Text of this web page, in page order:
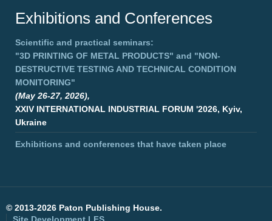
Exhibitions and Conferences
Scientific and practical seminars:
"3D PRINTING OF METAL PRODUCTS" and "NON-
DESTRUCTIVE TESTING AND TECHNICAL CONDITION
MONITORING"
(May 26-27, 2026),
XXIV INTERNATIONAL INDUSTRIAL FORUM '2026, Kyiv,
Ukraine
Exhibitions and conferences that have taken place
© 2013-2026 Paton Publishing House.